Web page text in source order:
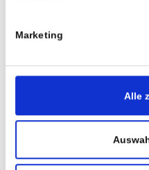
Marketing
Alle